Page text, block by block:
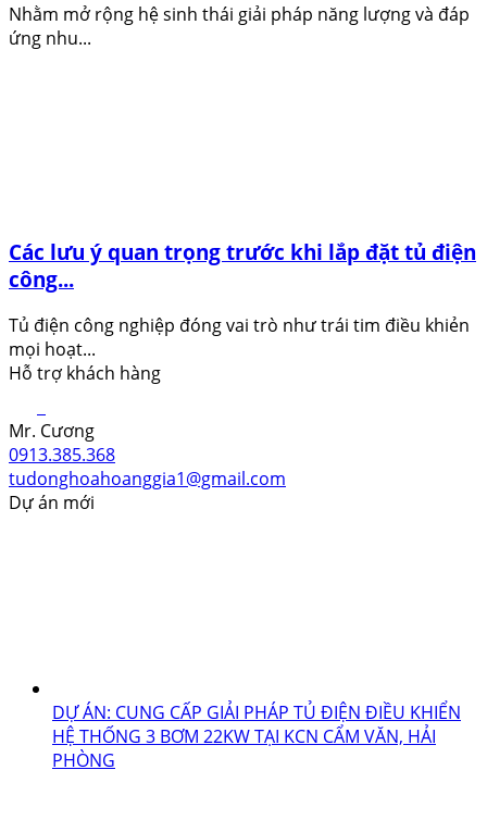
Nhằm mở rộng hệ sinh thái giải pháp năng lượng và đáp
ứng nhu...
Các lưu ý quan trọng trước khi lắp đặt tủ điện
công...
Tủ điện công nghiệp đóng vai trò như trái tim điều khiẻn
mọi hoạt...
Hỗ trợ khách hàng
Mr. Cương
0913.385.368
tudonghoahoanggia1@gmail.com
Dự án mới
DỰ ÁN: CUNG CẤP GIẢI PHÁP TỦ ĐIỆN ĐIỀU KHIỂN
HỆ THỐNG 3 BƠM 22KW TẠI KCN CẨM VĂN, HẢI
PHÒNG